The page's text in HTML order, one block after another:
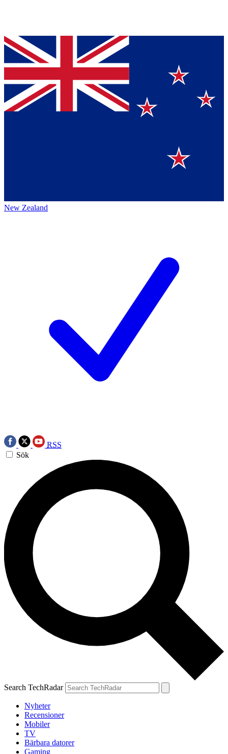
New Zealand
RSS
Sök
Search TechRadar
Nyheter
Recensioner
Mobiler
TV
Bärbara datorer
Gaming